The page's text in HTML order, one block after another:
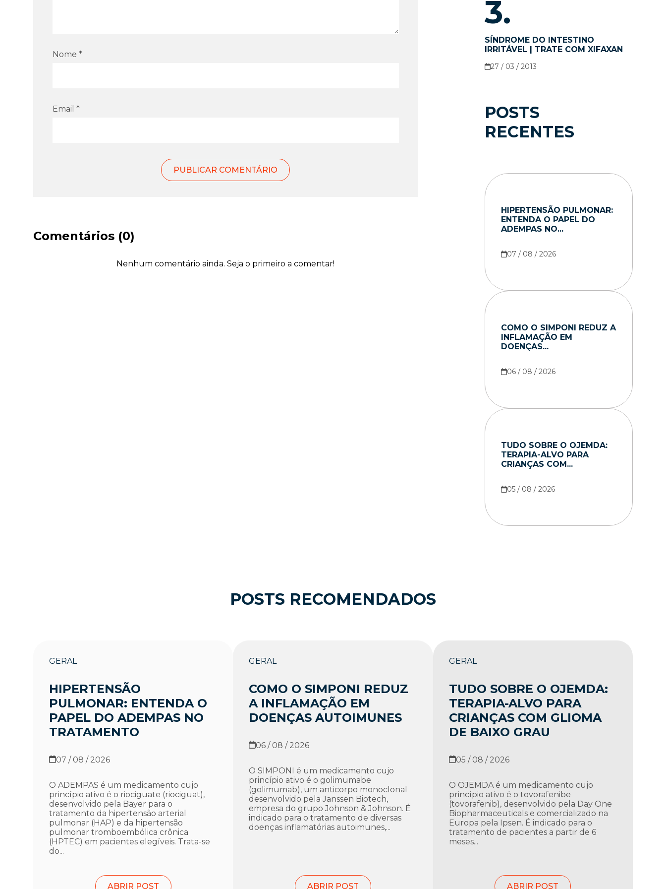
Nome *
Email *
Comentários (0)
Nenhum comentário ainda. Seja o primeiro a comentar!
3.
SÍNDROME DO INTESTINO
IRRITÁVEL | TRATE COM XIFAXAN
27 / 03 / 2013
POSTS
RECENTES
HIPERTENSÃO PULMONAR:
ENTENDA O PAPEL DO
ADEMPAS NO...
07 / 08 / 2026
COMO O SIMPONI REDUZ A
INFLAMAÇÃO EM
DOENÇAS...
06 / 08 / 2026
TUDO SOBRE O OJEMDA:
TERAPIA-ALVO PARA
CRIANÇAS COM...
05 / 08 / 2026
POSTS RECOMENDADOS
GERAL
HIPERTENSÃO
PULMONAR: ENTENDA O
PAPEL DO ADEMPAS NO
TRATAMENTO
07 / 08 / 2026
O ADEMPAS é um medicamento cujo
princípio ativo é o riociguate (riociguat),
desenvolvido pela Bayer para o
tratamento da hipertensão arterial
pulmonar (HAP) e da hipertensão
pulmonar tromboembólica crônica
(HPTEC) em pacientes elegíveis. Trata-se
do...
ABRIR POST
GERAL
COMO O SIMPONI REDUZ
A INFLAMAÇÃO EM
DOENÇAS AUTOIMUNES
06 / 08 / 2026
O SIMPONI é um medicamento cujo
princípio ativo é o golimumabe
(golimumab), um anticorpo monoclonal
desenvolvido pela Janssen Biotech,
empresa do grupo Johnson & Johnson. É
indicado para o tratamento de diversas
doenças inflamatórias autoimunes,...
ABRIR POST
GERAL
TUDO SOBRE O OJEMDA:
TERAPIA-ALVO PARA
CRIANÇAS COM GLIOMA
DE BAIXO GRAU
05 / 08 / 2026
O OJEMDA é um medicamento cujo
princípio ativo é o tovorafenibe
(tovorafenib), desenvolvido pela Day One
Biopharmaceuticals e comercializado na
Europa pela Ipsen. É indicado para o
tratamento de pacientes a partir de 6
meses...
ABRIR POST